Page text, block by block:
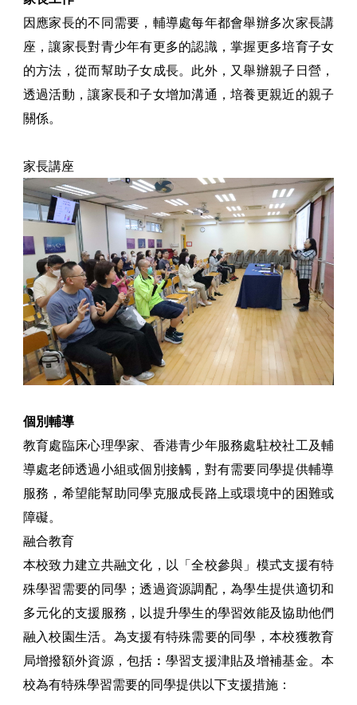
因應家長的不同需要，輔導處每年都會舉辦多次家長講
座，讓家長對青少年有更多的認識，掌握更多培育子女
的方法，從而幫助子女成長。此外，又舉辦親子日營，
透過活動，讓家長和子女增加溝通，培養更親近的親子
關係。
家長講座
個別輔導
教育處臨床心理學家、香港青少年服務處駐校社工及輔
導處老師透過小組或個別接觸，對有需要同學提供輔導
服務，希望能幫助同學克服成長路上或環境中的困難或
障礙。
融合教育
本校致力建立共融文化，以「全校參與」模式支援有特
殊學習需要的同學；透過資源調配，為學生提供適切和
多元化的支援服務，以提升學生的學習效能及協助他們
融入校園生活。為支援有特殊需要的同學，本校獲教育
局增撥額外資源，包括︰學習支援津貼及增補基金。本
校為有特殊學習需要的同學提供以下支援措施：